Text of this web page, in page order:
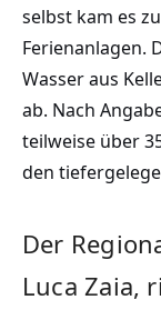
selbst kam es
Ferienanlagen.
Wasser aus
ab. Nach
teilweise über
den
Der
Luca Zaia,